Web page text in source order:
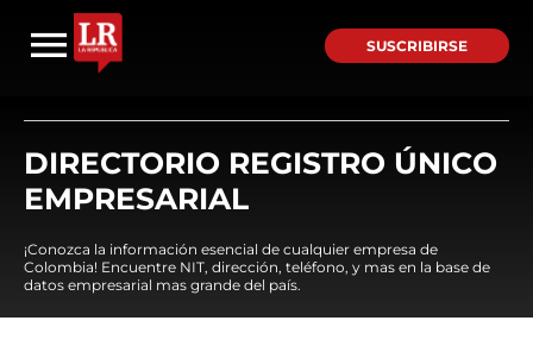
SUSCRIBIRSE
DIRECTORIO REGISTRO ÚNICO
EMPRESARIAL
¡Conozca la información esencial de cualquier empresa de
Colombia! Encuentre NIT, dirección, teléfono, y mas en la base de
datos empresarial mas grande del país.